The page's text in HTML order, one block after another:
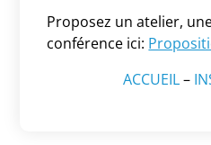
Proposez un atelier,
conférence ici:
ACCUEIL–